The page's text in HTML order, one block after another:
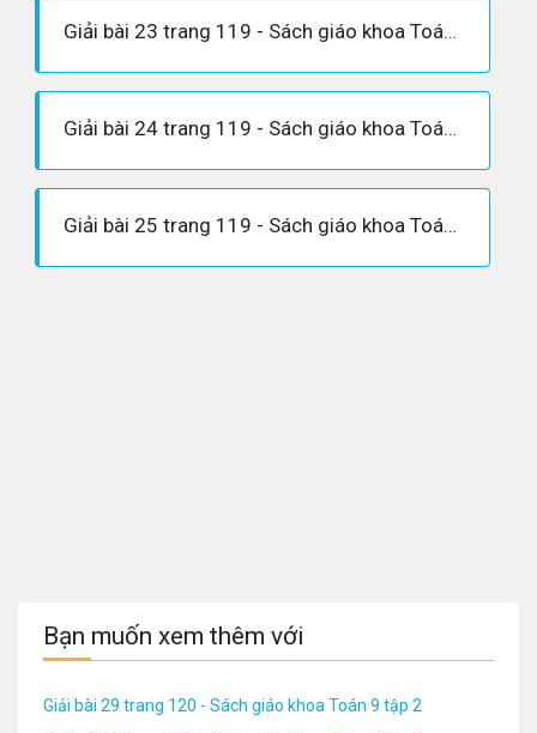
Giải bài 23 trang 119 - Sách giáo khoa Toán 9 tập 2
Giải bài 24 trang 119 - Sách giáo khoa Toán 9 tập 2
Giải bài 25 trang 119 - Sách giáo khoa Toán 9 tập 2
Bạn muốn xem thêm với
Giải bài 29 trang 120 - Sách giáo khoa Toán 9 tập 2